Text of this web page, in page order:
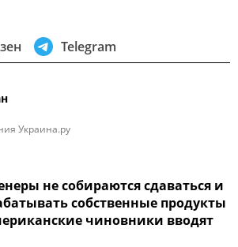
Telegram
Украина.ру
не собираются сдаваться и
собственные продукты
чиновники вводят